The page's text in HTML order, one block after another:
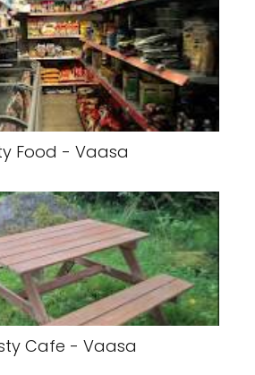
Food - Vaasa
Cafe - Vaasa